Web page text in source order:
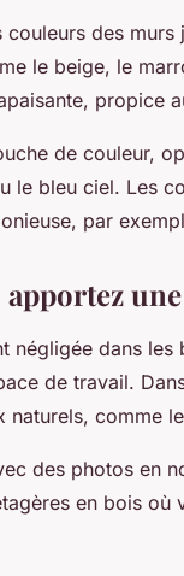
des
le beige, le
propice
de couleur,
le bleu ciel. Les
par
négligée dans
de travail.
naturels, comme
des photos en
en bois